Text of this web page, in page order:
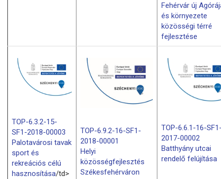
Fehérvár új
és környezete
közösségi térré
fejlesztése
TOP-6.3.2-15-
SF1-2018-00003
Palotavárosi tavak
sport és
rekreációs célú
hasznosítása/td>
TOP-6.9.2-16-SF1-
2018-00001
Helyi
közösségfejlesztés
Székesfehérváron
TOP-6.6.1-16-
2017-00002
Batthyány utcai
rendelő felújítása